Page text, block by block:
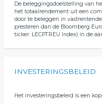
De beleggingsdoelstelling van
het totaalrendement uit een
door te beleggen in
presteren dan de Bloomberg
ticker: LECPTREU Index) in de
INVESTERINGSBELEID
Het investeringsbeleid is een